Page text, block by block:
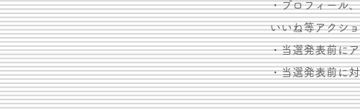
・プロフィール
いいね等アクシ
・当選発表前に
・当選発表前に